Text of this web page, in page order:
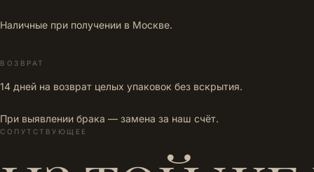
Наличные при получении в Москве.
ВОЗВРАТ
14 дней на возврат целых упаковок без вскрытия.
При выявлении брака — замена за наш счёт.
СОПУТСТВУЮЩЕЕ